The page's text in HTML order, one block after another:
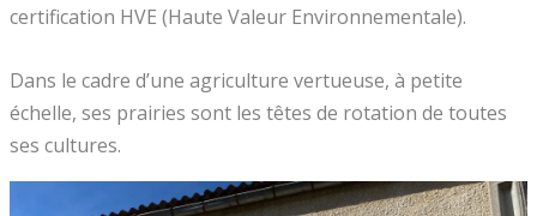
certification HVE (Haute Valeur Environnementale).
Dans le cadre d’une agriculture vertueuse, à petite
échelle, ses prairies sont les têtes de rotation de toutes
ses cultures.